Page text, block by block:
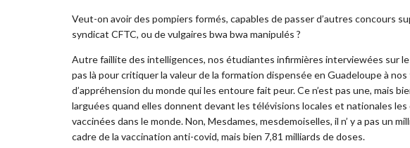
Veut-on avoir des pompiers formés, capables de passer d’autres concours
syndicat CFTC, ou de vulgaires bwa bwa manipulés ?
Autre faillite des intelligences, nos étudiantes infirmières interviewées sur
pas là pour critiquer la valeur de la formation dispensée en Guadeloupe à
d’appréhension du monde qui les entoure fait peur. Ce n’est pas une, mais
larguées quand elles donnent devant les télévisions locales et nationales
vaccinées dans le monde. Non, Mesdames, mesdemoiselles, il n’ y a pas un
cadre de la vaccination anti-covid, mais bien 7,81 milliards de doses.